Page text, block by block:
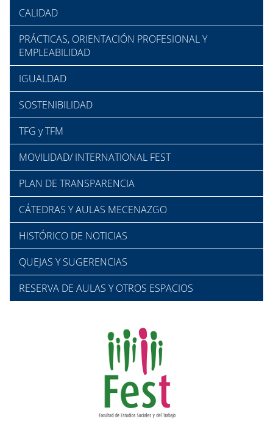
CALIDAD
PRÁCTICAS, ORIENTACIÓN PROFESIONAL Y
EMPLEABILIDAD
IGUALDAD
SOSTENIBILIDAD
TFG y TFM
MOVILIDAD/ INTERNATIONAL FEST
PLAN DE TRANSPARENCIA
CÁTEDRAS Y AULAS MECENAZGO
HISTÓRICO DE NOTICIAS
QUEJAS Y SUGERENCIAS
RESERVA DE AULAS Y OTROS ESPACIOS